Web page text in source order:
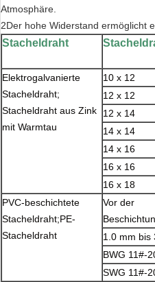
Atmosphäre.
2Der hohe Widerstand ermöglicht
Stacheldraht
Elektrogalvanierte
Stacheldraht;
Stacheldraht aus Zink
mit Warmtau
10 x 12
12 x 12
12 x 14
14 x 14
14 x 16
16 x 16
16 x 18
PVC-beschichtete
Stacheldraht;PE-
Stacheldraht
Vor der
1.0 mm bis
BWG 11#-
SWG 11#-